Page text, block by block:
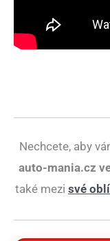
Nechcete, aby
auto-mania.cz
také mezi své